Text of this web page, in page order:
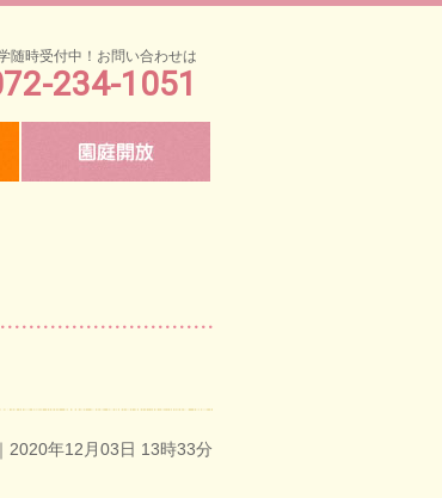
随時受付中！お問い合わせは
234-1051
｜2020年12月03日 13時33分